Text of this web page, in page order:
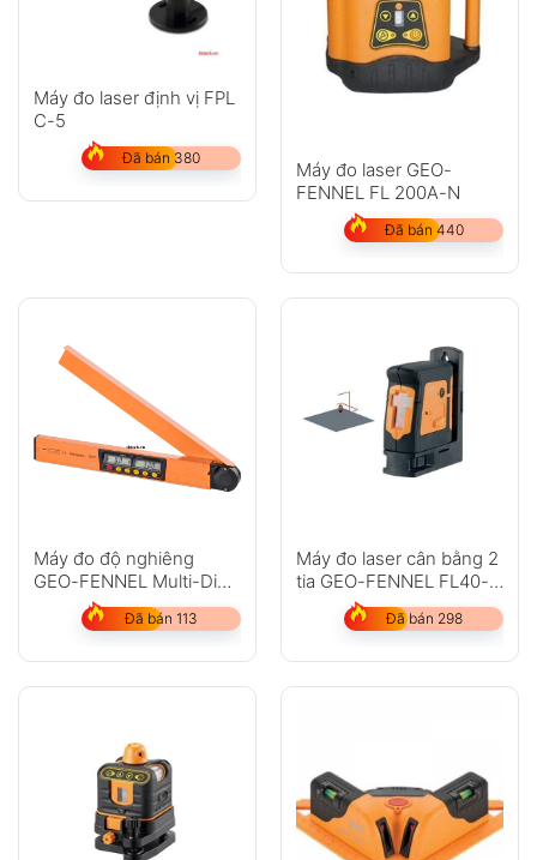
Máy đo laser định vị FPL
C-5
Đã bán 380
Máy đo laser GEO-
FENNEL FL 200A-N
Đã bán 440
Máy đo độ nghiêng
GEO-FENNEL Multi-Digit
Đã bán 113
Máy đo laser cân bằng 2
tia GEO-FENNEL FL40-
pocket II
Đã bán 298